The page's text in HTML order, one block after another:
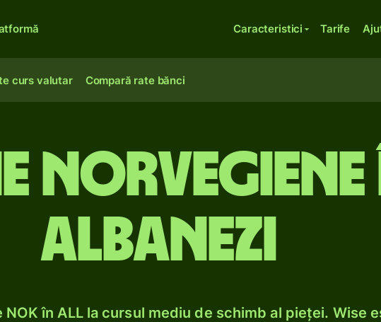
Caracteristici Tarife
curs valutar Compară rate bănci
norvegiene
albanezi
în ALL la cursul mediu de schimb al pieței. Wise